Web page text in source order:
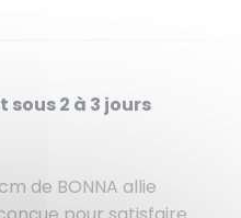
sous 2 à 3 jours
de BONNA allie